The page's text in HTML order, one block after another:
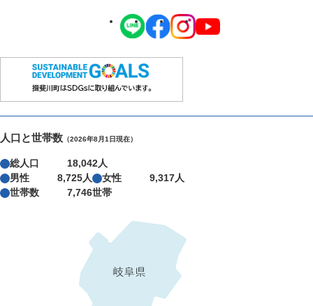
人口と世帯数 （2026年8月1日現在）
総人口
18,042人
男性
8,725人 女性
9,317人
世帯数
7,746世帯